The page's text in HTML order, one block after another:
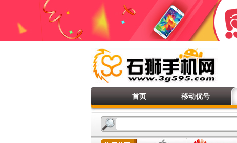
首页 移动优号